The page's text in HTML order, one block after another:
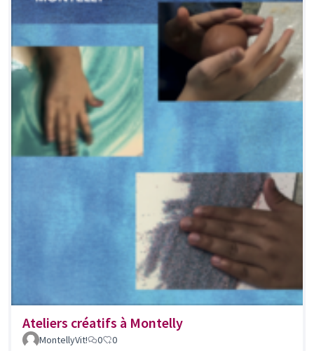
Ateliers créatifs à Montelly
MontellyVit! 0 0